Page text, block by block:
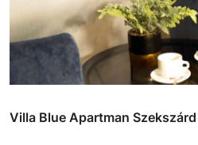
Villa Blue Apartman Szekszárd